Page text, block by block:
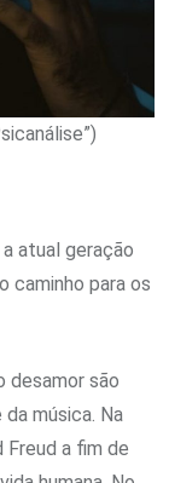
atual geração
caminho para os
desamor são
música. Na
Freud a fim de